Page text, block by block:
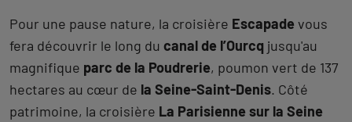
Pour une pause nature, la croisière Escapade vous
fera découvrir le long du canal de l’Ourcq jusqu'au
magnifique parc de la Poudrerie, poumon vert de 137
hectares au cœur de la Seine-Saint-Denis. Côté
patrimoine, la croisière La Parisienne sur la Seine